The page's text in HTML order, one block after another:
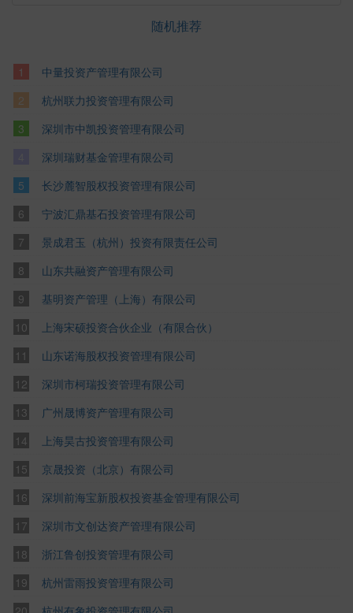
随机推荐
中量投资产管理有限公司
杭州联力投资管理有限公司
深圳市中凯投资管理有限公司
深圳瑞财基金管理有限公司
长沙麓智股权投资管理有限公司
宁波汇鼎基石投资管理有限公司
景成君玉（杭州）投资有限责任公司
山东共融资产管理有限公司
基明资产管理（上海）有限公司
上海宋硕投资合伙企业（有限合伙）
山东诺海股权投资管理有限公司
深圳市柯瑞投资管理有限公司
广州晟博资产管理有限公司
上海昊古投资管理有限公司
京晟投资（北京）有限公司
深圳前海宝新股权投资基金管理有限公司
深圳市文创达资产管理有限公司
浙江鲁创投资管理有限公司
杭州雷雨投资管理有限公司